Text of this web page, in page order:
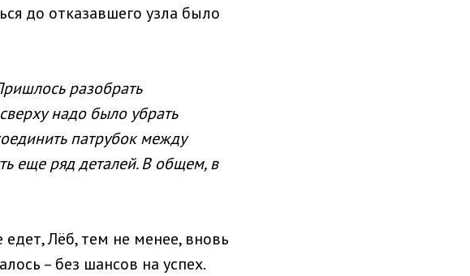
до отказавшего узла было
разобрать
надо было убрать
патрубок между
еще ряд деталей. В общем, в
Лёб, тем не менее, вновь
– без шансов на успех.